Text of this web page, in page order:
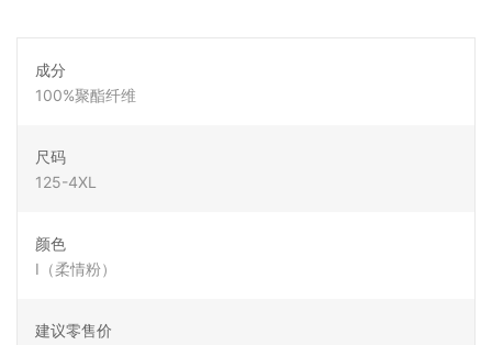
成分
100%聚酯纤维
尺码
125-4XL
颜色
I（柔情粉）
建议零售价